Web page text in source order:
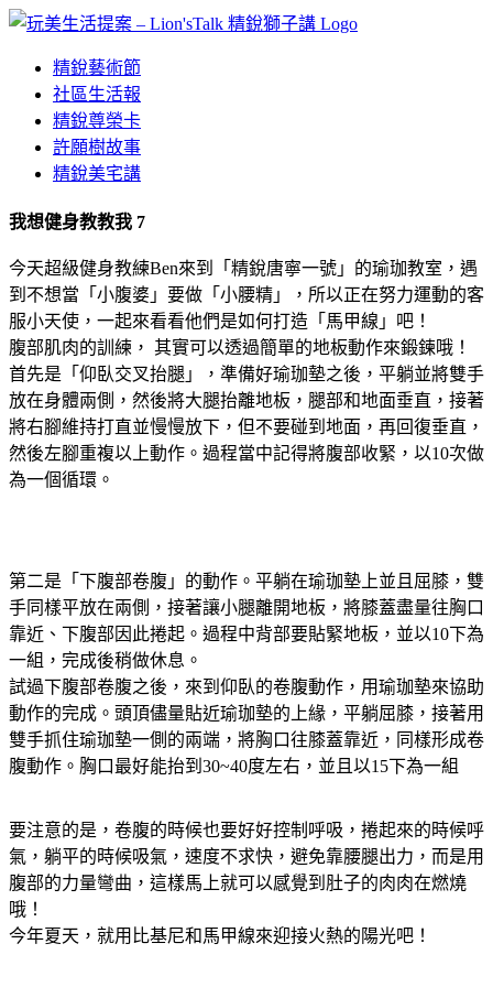
Skip
content
精銳藝術節
社區生活報
精銳尊榮卡
許願樹故事
精銳美宅講
我想健身教教我 7
今天超級健身教練Ben來到「精銳唐寧一號」的瑜珈教室，遇
到不想當「小腹婆」要做「小腰精」，所以正在努力運動的客
服小天使，一起來看看他們是如何打造「馬甲線」吧！
腹部肌肉的訓練， 其實可以透過簡單的地板動作來鍛鍊哦！
首先是「仰臥交叉抬腿」，準備好瑜珈墊之後，平躺並將雙手
放在身體兩側，然後將大腿抬離地板，腿部和地面垂直，接著
將右腳維持打直並慢慢放下，但不要碰到地面，再回復垂直，
然後左腳重複以上動作。過程當中記得將腹部收緊，以10次做
為一個循環。
第二是「下腹部卷腹」的動作。平躺在瑜珈墊上並且屈膝，雙
手同樣平放在兩側，接著讓小腿離開地板，將膝蓋盡量往胸口
靠近、下腹部因此捲起。過程中背部要貼緊地板，並以10下為
一組，完成後稍做休息。
試過下腹部卷腹之後，來到仰臥的卷腹動作，用瑜珈墊來協助
動作的完成。頭頂儘量貼近瑜珈墊的上緣，平躺屈膝，接著用
雙手抓住瑜珈墊一側的兩端，將胸口往膝蓋靠近，同樣形成卷
腹動作。胸口最好能抬到30~40度左右，並且以15下為一組
要注意的是，卷腹的時候也要好好控制呼吸，捲起來的時候呼
氣，躺平的時候吸氣，速度不求快，避免靠腰腿出力，而是用
腹部的力量彎曲，這樣馬上就可以感覺到肚子的肉肉在燃燒
哦！
今年夏天，就用比基尼和馬甲線來迎接火熱的陽光吧！